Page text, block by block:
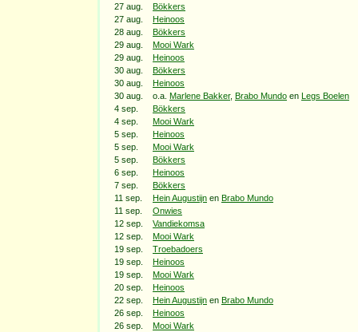
27 aug.
Bökkers
27 aug.
Heinoos
28 aug.
Bökkers
29 aug.
Mooi Wark
29 aug.
Heinoos
30 aug.
Bökkers
30 aug.
Heinoos
30 aug.
o.a. Marlene Bakker, Brabo Mundo en
Legs Boelen
4 sep.
Bökkers
4 sep.
Mooi Wark
5 sep.
Heinoos
5 sep.
Mooi Wark
5 sep.
Bökkers
6 sep.
Heinoos
7 sep.
Bökkers
11 sep.
Hein Augustijn en Brabo Mundo
11 sep.
Onwies
12 sep.
Vandiekomsa
12 sep.
Mooi Wark
19 sep.
Troebadoers
19 sep.
Heinoos
19 sep.
Mooi Wark
20 sep.
Heinoos
22 sep.
Hein Augustijn en Brabo Mundo
26 sep.
Heinoos
26 sep.
Mooi Wark